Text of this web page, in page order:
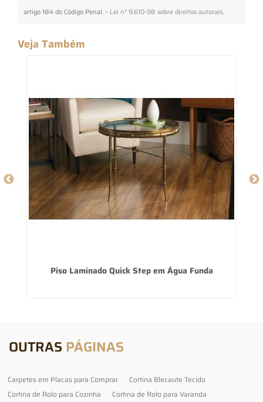
artigo 184 do Código Penal. – Lei n° 9.610-98 sobre direitos autorais.
Veja Também
Piso Laminado Quick Step em Água Funda
OUTRAS PÁGINAS
Carpetes em Placas para Comprar
Cortina Blecaute Tecido
Cortina de Rolo para Cozinha
Cortina de Rolo para Varanda